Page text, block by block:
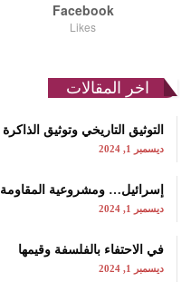
Facebook
Likes
اخر المقالات
التوثيق التاريخي وتوثيق الذاكرة
ديسمبر 1, 2024
إسرائيل… ومشروعية المقاومة
ديسمبر 1, 2024
في الاحتفاء بالفلسفة وقيمها
ديسمبر 1, 2024